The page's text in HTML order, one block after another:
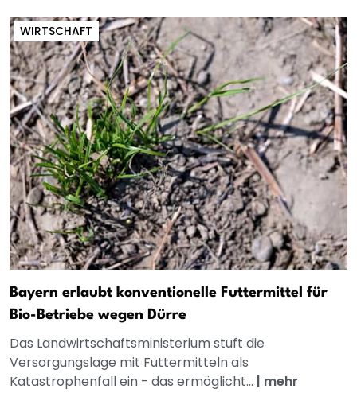
WIRTSCHAFT
Bayern erlaubt konventionelle Futtermittel für
Bio-Betriebe wegen Dürre
Das Landwirtschaftsministerium stuft die
Versorgungslage mit Futtermitteln als
Katastrophenfall ein - das ermöglicht... | mehr